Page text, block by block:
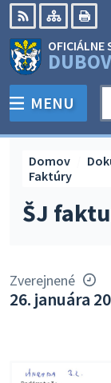
Preskočiť
na
obsah
RSS Mapa
OFICIÁLNE
MENU
ŠJ
Domov
Faktúry
Zverejnené
26. januára